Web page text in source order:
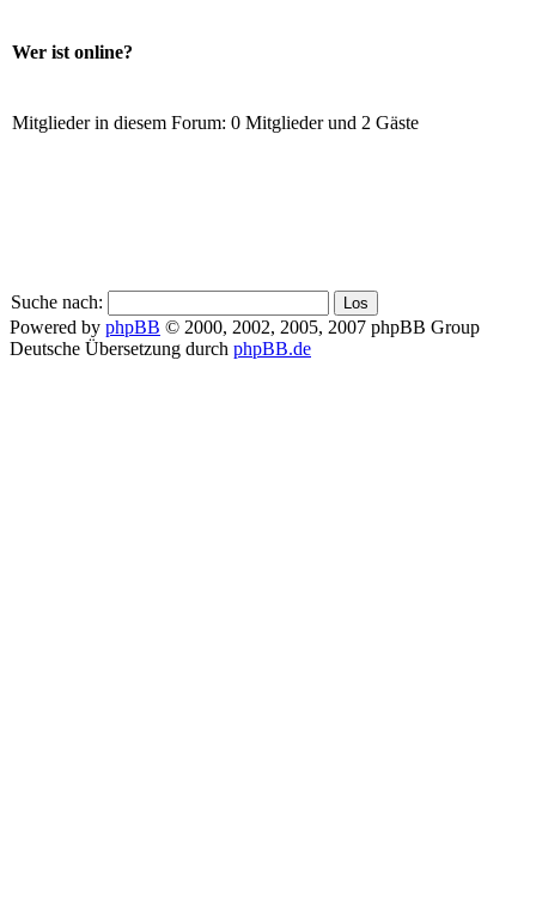
Wer ist online?
Mitglieder in diesem Forum: 0 Mitglieder und 2 Gäste
Suche nach:
Powered by phpBB © 2000, 2002, 2005, 2007 phpBB Group
Deutsche Übersetzung durch phpBB.de